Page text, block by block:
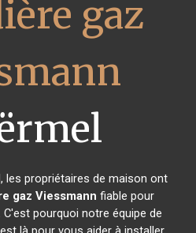
gaz
, les propriétaires de maison ont
gaz Viessmann fiable pour
pourquoi notre équipe de